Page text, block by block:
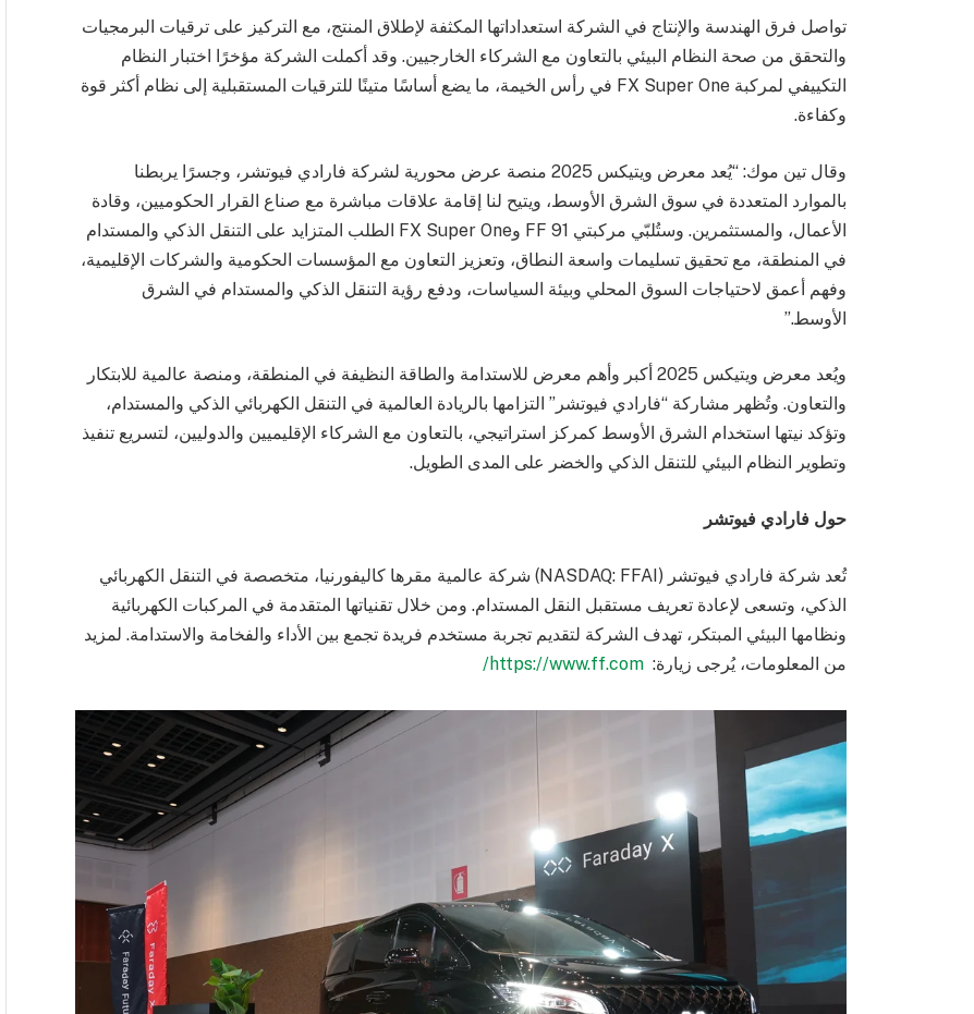
تواصل فرق الهندسة والإنتاج في الشركة استعداداتها المكثفة لإطلاق المنتج، مع التركيز على ترقيات البرمجيات
والتحقق من صحة النظام البيئي بالتعاون مع الشركاء الخارجيين. وقد أكملت الشركة مؤخرًا اختبار النظام
التكييفي لمركبة FX Super One في رأس الخيمة، ما يضع أساسًا متينًا للترقيات المستقبلية إلى نظام أكثر قوة
وكفاءة.
وقال تين موك: “يُعد معرض ويتيكس 2025 منصة عرض محورية لشركة فارادي فيوتشر، وجسرًا يربطنا
بالموارد المتعددة في سوق الشرق الأوسط، ويتيح لنا إقامة علاقات مباشرة مع صناع القرار الحكوميين، وقادة
الأعمال، والمستثمرين. وستُلبّي مركبتي FF 91 وFX Super One الطلب المتزايد على التنقل الذكي والمستدام
في المنطقة، مع تحقيق تسليمات واسعة النطاق، وتعزيز التعاون مع المؤسسات الحكومية والشركات الإقليمية،
وفهم أعمق لاحتياجات السوق المحلي وبيئة السياسات، ودفع رؤية التنقل الذكي والمستدام في الشرق
الأوسط.”
ويُعد معرض ويتيكس 2025 أكبر وأهم معرض للاستدامة والطاقة النظيفة في المنطقة، ومنصة عالمية للابتكار
والتعاون. وتُظهر مشاركة “فارادي فيوتشر” التزامها بالريادة العالمية في التنقل الكهربائي الذكي والمستدام،
وتؤكد نيتها استخدام الشرق الأوسط كمركز استراتيجي، بالتعاون مع الشركاء الإقليميين والدوليين، لتسريع تنفيذ
وتطوير النظام البيئي للتنقل الذكي والخضر على المدى الطويل.
حول فارادي فيوتشر
تُعد شركة فارادي فيوتشر (NASDAQ: FFAI) شركة عالمية مقرها كاليفورنيا، متخصصة في التنقل الكهربائي
الذكي، وتسعى لإعادة تعريف مستقبل النقل المستدام. ومن خلال تقنياتها المتقدمة في المركبات الكهربائية
ونظامها البيئي المبتكر، تهدف الشركة لتقديم تجربة مستخدم فريدة تجمع بين الأداء والفخامة والاستدامة. لمزيد
من المعلومات، يُرجى زيارة: https://www.ff.com/